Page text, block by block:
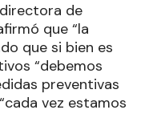
de
que “la
que si bien es
“debemos
preventivas
vez estamos